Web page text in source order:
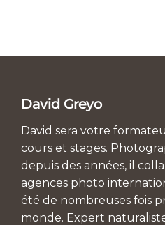
David Greyo
David sera votre
cours et stages.
depuis des années, il
agences photo
été de nombreuses fois
monde. Expert